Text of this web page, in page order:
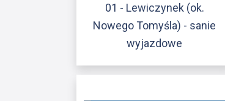
01 - Lewiczynek (ok.
Nowego Tomyśla) - sanie
wyjazdowe